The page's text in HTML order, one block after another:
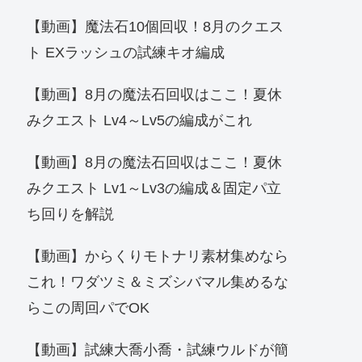
【動画】魔法石10個回収！8月のクエス
ト EXラッシュの試練キオ編成
【動画】8月の魔法石回収はここ！夏休
みクエスト Lv4～Lv5の編成がこれ
【動画】8月の魔法石回収はここ！夏休
みクエスト Lv1～Lv3の編成＆固定パ立
ち回りを解説
【動画】からくりモトナリ素材集めなら
これ！ワダツミ＆ミズシバマル集めるな
らこの周回パでOK
【動画】試練大喬小喬・試練ウルドが簡